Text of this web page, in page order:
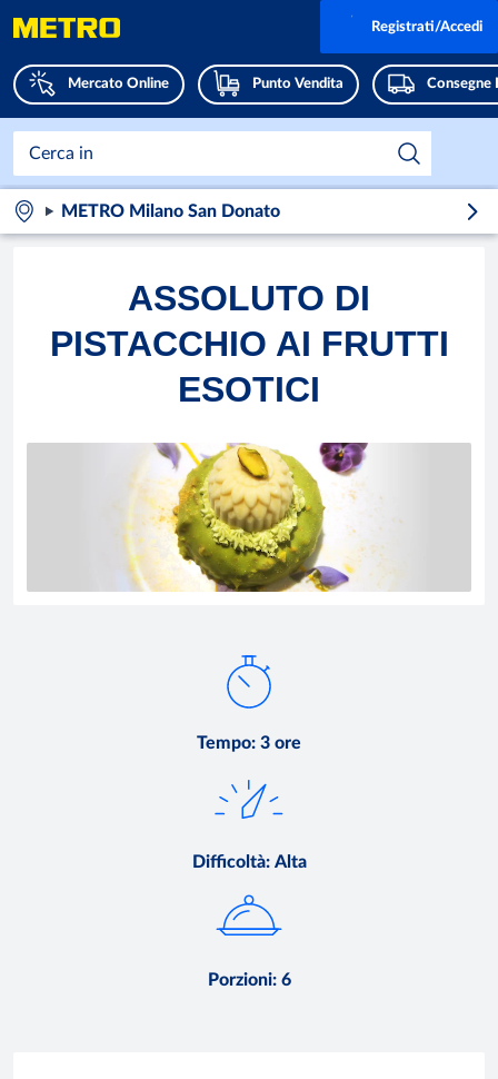
Mercato Online Punto Vendita Consegne
Registrati/Accedi
METRO Milano San Donato
ASSOLUTO DI
PISTACCHIO AI FRUTTI
ESOTICI
Tempo: 3 ore
Difficoltà: Alta
Porzioni: 6